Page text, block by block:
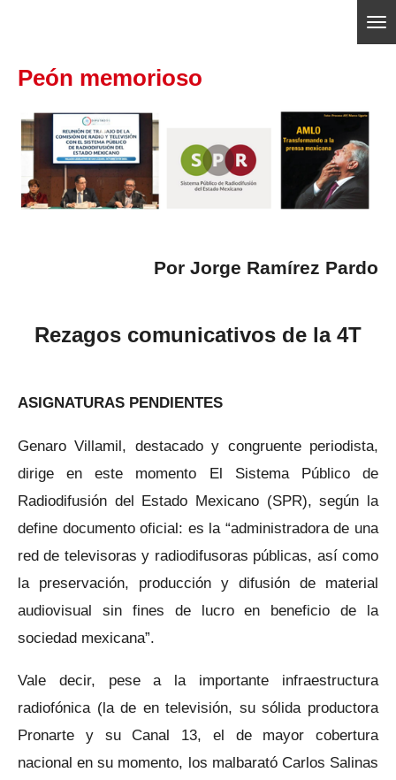
contenido
Peón memorioso
Por Jorge Ramírez Pardo
Rezagos comunicativos de la 4T
ASIGNATURAS PENDIENTES
Genaro Villamil, destacado y congruente periodista,
dirige en este momento El Sistema Público de
Radiodifusión del Estado Mexicano (SPR), según la
define documento oficial: es la “administradora de una
red de televisoras y radiodifusoras públicas, así como
la preservación, producción y difusión de material
audiovisual sin fines de lucro en beneficio de la
sociedad mexicana”.
Vale decir, pese a la importante infraestructura
radiofónica (la de en televisión, su sólida productora
Pronarte y su Canal 13, el de mayor cobertura
nacional en su momento, los malbarató Carlos Salinas